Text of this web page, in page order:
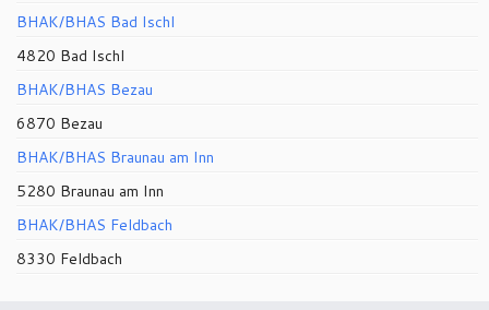
BHAK/BHAS Bad Ischl
4820 Bad Ischl
BHAK/BHAS Bezau
6870 Bezau
BHAK/BHAS Braunau am Inn
5280 Braunau am Inn
BHAK/BHAS Feldbach
8330 Feldbach